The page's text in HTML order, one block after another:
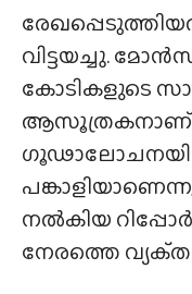
വിട്ടയച്ചു.
കോടികളുടെ
ആസൂത്രകനാണ്
നൽകിയ
നേരത്തെ